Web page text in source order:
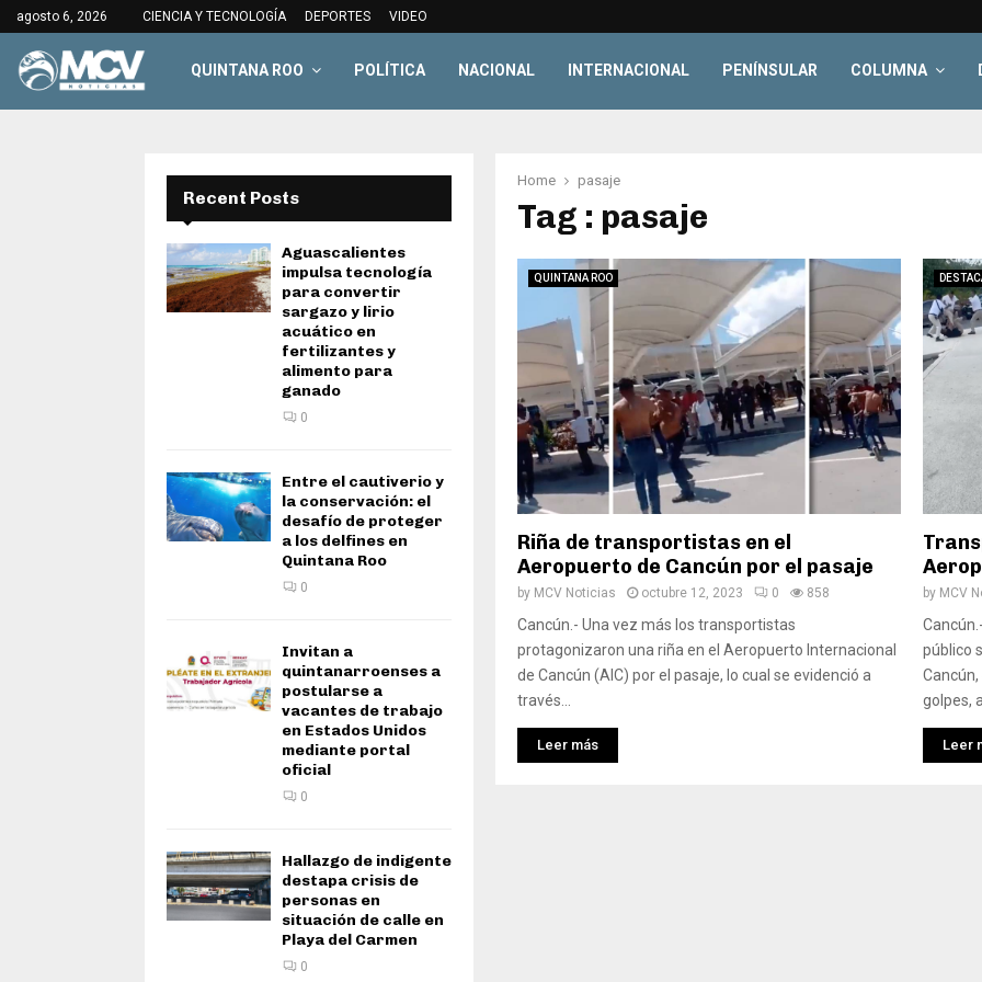
agosto 6, 2026 CIENCIA Y TECNOLOGÍA DEPORTES VIDEO
QUINTANA ROO POLÍTICA NACIONAL INTERNACIONAL PENÍNSULAR COLUMNA
Home pasaje
Tag : pasaje
QUINTANA ROO
Riña de transportistas en el
Aeropuerto de Cancún por el pasaje
by MCV Noticias octubre 12, 2023 0 858
Cancún.- Una vez más los transportistas
protagonizaron una riña en el Aeropuerto Internacional
de Cancún (AIC) por el pasaje, lo cual se evidenció a
través...
Leer más
by MCV
público
golpes,
Leer
Recent Posts
Aguascalientes
impulsa tecnología
para convertir
sargazo y lirio
acuático en
fertilizantes y
alimento para
ganado
0
Entre el cautiverio y
la conservación: el
desafío de proteger
a los delfines en
Quintana Roo
0
Invitan a
quintanarroenses a
postularse a
vacantes de trabajo
en Estados Unidos
mediante portal
oficial
0
Hallazgo de indigente
destapa crisis de
personas en
situación de calle en
Playa del Carmen
0